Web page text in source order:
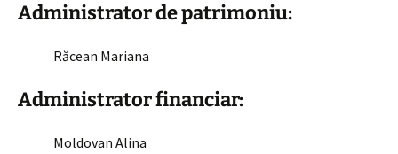
Administrator de patrimoniu:
Răcean Mariana
Administrator financiar:
Moldovan Alina